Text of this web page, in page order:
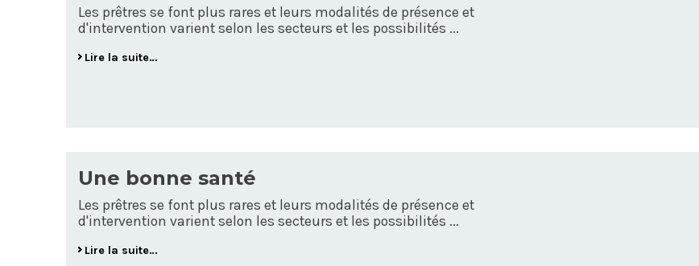
Les prêtres se font plus rares et leurs modalités de présence et
d'intervention varient selon les secteurs et les possibilités ...
Lire la suite…
Une bonne santé
Les prêtres se font plus rares et leurs modalités de présence et
d'intervention varient selon les secteurs et les possibilités ...
Lire la suite…